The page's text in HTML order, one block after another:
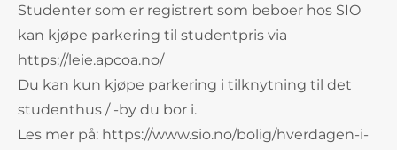
Studenter som er registrert som beboer hos SIO
kan kjøpe parkering til studentpris via
https://leie.apcoa.no/
Du kan kun kjøpe parkering i tilknytning til det
studenthus / -by du bor i.
Les mer på: https://www.sio.no/bolig/hverdagen-i-